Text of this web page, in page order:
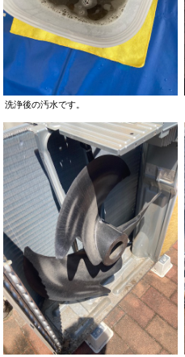
洗浄後の汚水です。